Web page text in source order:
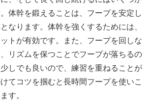
体幹を鍛えることは、フープを安定し
なります。体幹を強くするためには、
トが有効です。また、フープを回しな
リズムを保つことでフープが落ちるの
しでも良いので、練習を重ねることが
てコツを掴むと長時間フープを使いこ
す。